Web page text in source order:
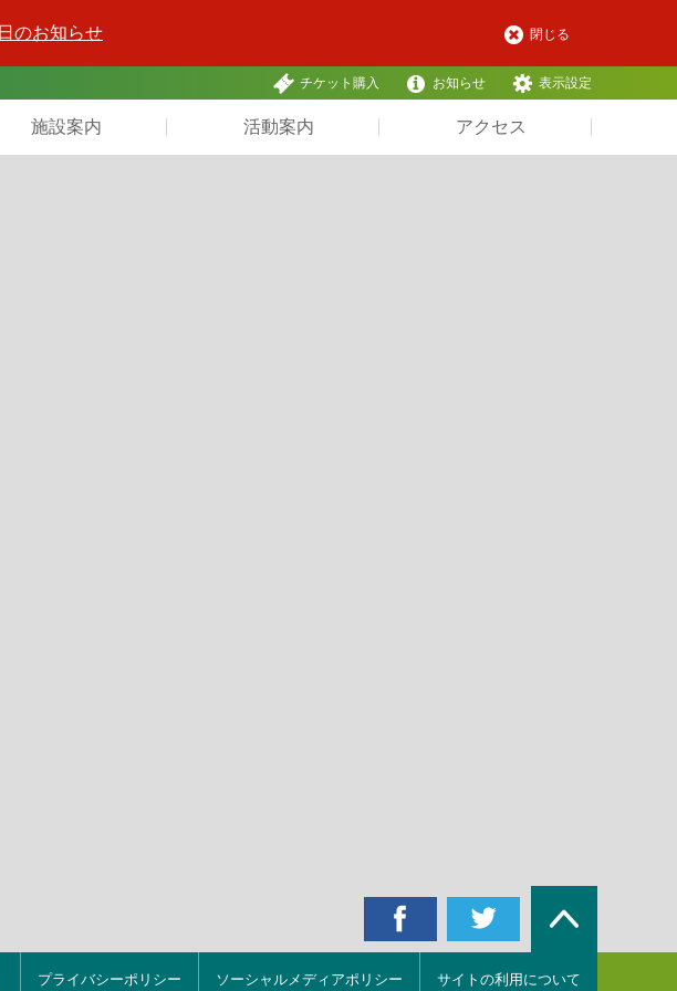
のお知らせ 閉じる
チケット購入 お知らせ 表示設定
施設案内 活動案内 アクセス
プライバシーポリシー ソーシャルメディアポリシー サイトの利用について